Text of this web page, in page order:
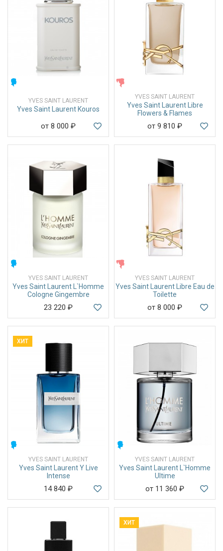
YVES SAINT LAURENT
Yves Saint Laurent Kouros
от 8 000 ₽
YVES SAINT LAURENT
Yves Saint Laurent Libre
Flowers & Flames
от 9 810 ₽
YVES SAINT LAURENT
Yves Saint Laurent L`Homme
Cologne Gingembre
23 220 ₽
YVES SAINT LAURENT
Yves Saint Laurent Libre Eau de
Toilette
от 8 000 ₽
ХИТ
МУЖСКИЕ
YVES SAINT LAURENT
Yves Saint Laurent Y Live
Intense
14 840 ₽
МУЖСКИЕ
YVES SAINT LAURENT
Yves Saint Laurent L`Homme
Ultime
от 11 360 ₽
ХИТ